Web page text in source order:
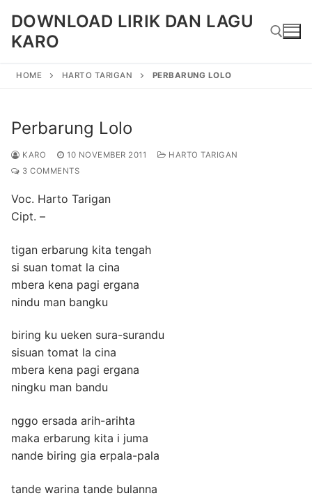
content
DOWNLOAD LIRIK DAN LAGU
KARO
HOME HARTO TARIGAN PERBARUNG LOLO
Perbarung Lolo
KARO 10 NOVEMBER 2011
HARTO TARIGAN
3 COMMENTS
Voc. Harto Tarigan
Cipt. –
tigan erbarung kita tengah
si suan tomat la cina
mbera kena pagi ergana
nindu man bangku
biring ku ueken sura-surandu
sisuan tomat la cina
mbera kena pagi ergana
ningku man bandu
nggo ersada arih-arihta
maka erbarung kita i juma
nande biring gia erpala-pala
tande warina tande bulanna